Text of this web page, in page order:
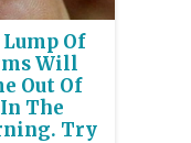
Of
Will
Out Of
The
Try